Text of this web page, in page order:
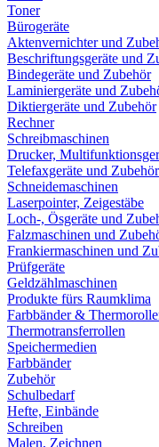
Toner
Bürogeräte
Aktenvernichter und
Beschriftungsgeräte und
Bindegeräte und Zubehör
Laminiergeräte und
Diktiergeräte und Zubehör
Rechner
Schreibmaschinen
Drucker,
Telefaxgeräte und Zubehör
Schneidemaschinen
Laserpointer, Zeigestäbe
Loch-, Ösgeräte und
Falzmaschinen und
Frankiermaschinen und
Prüfgeräte
Geldzählmaschinen
Produkte fürs Raumklima
Farbbänder &
Thermotransferrollen
Speichermedien
Farbbänder
Zubehör
Schulbedarf
Hefte, Einbände
Schreiben
Malen, Zeichnen